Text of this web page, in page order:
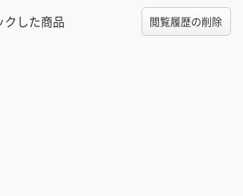
クした商品 閲覧履歴の削除